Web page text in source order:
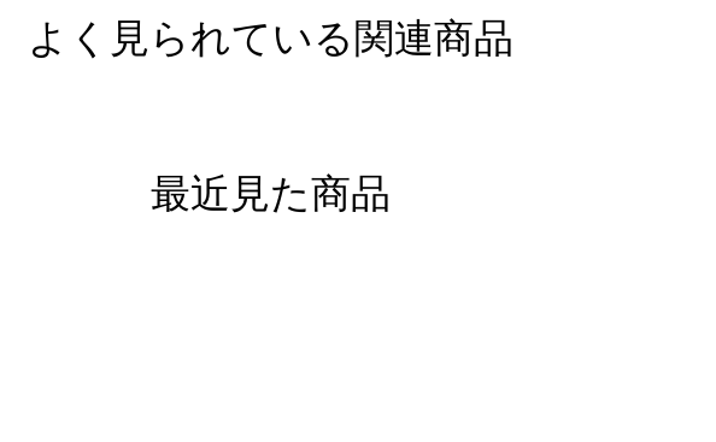
よく見られている関連商品
最近見た商品